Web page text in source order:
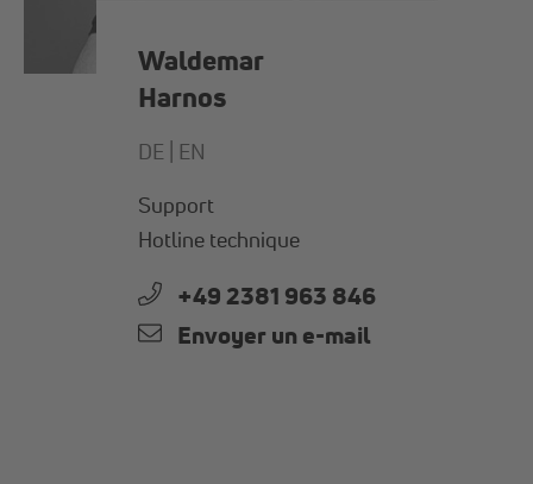
Waldemar
Harnos
DE | EN
Support
Hotline technique
+49 2381 963 846
Envoyer un e-mail